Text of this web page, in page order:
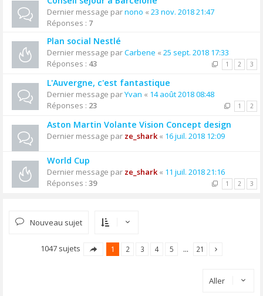
Dernier message parnono « 23 nov. 2018 21:47
Réponses : 7
Plan social Nestlé
Dernier message parCarbene « 25 sept. 2018 17:33
Réponses : 43 1 2 3
L'Auvergne, c'est fantastique
Dernier message parYvan « 14 août 2018 08:48
Réponses : 23 1 2
Aston Martin Volante Vision Concept design
Dernier message par ze_shark« 16 juil. 2018 12:09
World Cup
Dernier message par ze_shark« 11 juil. 2018 21:16
Réponses : 39 1 2 3
Nouveau sujet
1047 sujets 1 2 3 4 5 … 21
Aller